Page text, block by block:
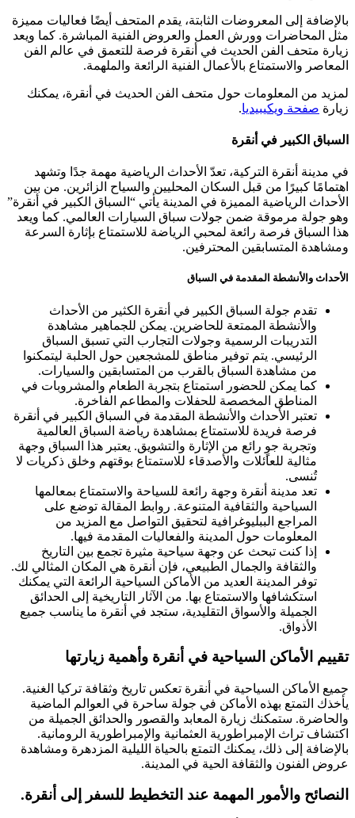
بالإضافة إلى المعروضات الثابتة، يقدم المتحف أيضًا فعاليات مميزة
مثل المحاضرات وورش العمل والعروض الفنية المباشرة. كما ويعد
زيارة متحف الفن الحديث في أنقرة فرصة للتعمق في عالم الفن
المعاصر والاستمتاع بالأعمال الفنية الرائعة والملهمة.
لمزيد من المعلومات حول متحف الفن الحديث في أنقرة، يمكنك
زيارة صفحة ويكيبيديا.
السباق الكبير في أنقرة
في مدينة أنقرة التركية، تعدّ الأحداث الرياضية مهمة جدًا وتشهد
اهتمامًا كبيرًا من قبل السكان المحليين والسياح الزائرين. من بين
الأحداث الرياضية المميزة في المدينة يأتي “السباق الكبير في أنقرة”
وهو جولة مرموقة ضمن جولات سباق السيارات العالمي. كما ويعد
هذا السباق فرصة رائعة لمحبي الرياضة للاستمتاع بإثارة السرعة
ومشاهدة المتسابقين المحترفين.
الأحداث والأنشطة المقدمة في السباق
تقدم جولة السباق الكبير في أنقرة الكثير من الأحداث
والأنشطة الممتعة للحاضرين. يمكن للجماهير مشاهدة
التدريبات الرسمية وجولات التجارب التي تسبق السباق
الرئيسي. يتم توفير مناطق للمشجعين حول الحلبة ليتمكنوا
من مشاهدة السباق بالقرب من المتسابقين والسيارات.
كما يمكن للحضور استمتاع بتجربة الطعام والمشروبات في
المناطق المخصصة للحفلات والمطاعم الفاخرة.
تعتبر الأحداث والأنشطة المقدمة في السباق الكبير في أنقرة
فرصة فريدة للاستمتاع بمشاهدة رياضة السباق العالمية
وتجربة جوٍ رائع من الإثارة والتشويق. يعتبر هذا السباق وجهة
مثالية للعائلات والأصدقاء للاستمتاع بوقتهم وخلق ذكريات لا
تُنسى.
تعد مدينة أنقرة وجهة رائعة للسياحة والاستمتاع بمعالمها
السياحية والثقافية المتنوعة. روابط المقالة توضع على
المراجع الببليوغرافية لتحقيق التواصل مع المزيد من
المعلومات حول المدينة والفعاليات المقدمة فيها.
إذا كنت تبحث عن وجهة سياحية مثيرة تجمع بين التاريخ
والثقافة والجمال الطبيعي، فإن أنقرة هي المكان المثالي لك.
توفر المدينة العديد من الأماكن السياحية الرائعة التي يمكنك
استكشافها والاستمتاع بها. من الآثار التاريخية إلى الحدائق
الجميلة والأسواق التقليدية، ستجد في أنقرة ما يناسب جميع
الأذواق.
تقييم الأماكن السياحية في أنقرة وأهمية زيارتها
جميع الأماكن السياحية في أنقرة تعكس تاريخ وثقافة تركيا الغنية.
يأخذك التمتع بهذه الأماكن في جولة ساحرة في العوالم الماضية
والحاضرة. ستمكنك زيارة المعابد والقصور والحدائق الجميلة من
اكتشاف تراث الإمبراطورية العثمانية والإمبراطورية الرومانية.
بالإضافة إلى ذلك، يمكنك التمتع بالحياة الليلية المزدهرة ومشاهدة
عروض الفنون والثقافة الحية في المدينة.
النصائح والأمور المهمة عند التخطيط للسفر إلى أنقرة.